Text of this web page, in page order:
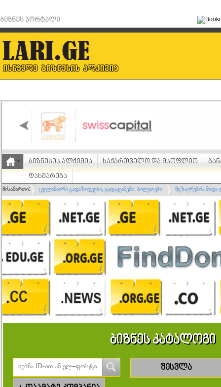
ბიზნეს პორტალი
ბიზნესის ალქიმია საქართველო და მსოფლიო
დახმარება
მისამართი: ყველანაირი გადაზიდვები, გადაყვანები, ბილეთები მგზავრების შიდა
ბიზნეს კატალოგი
შესვლა